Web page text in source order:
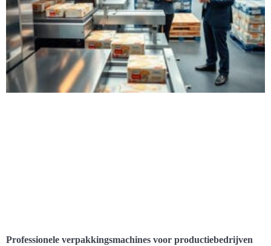
Professionele verpakkingsmachines voor productiebedrijven